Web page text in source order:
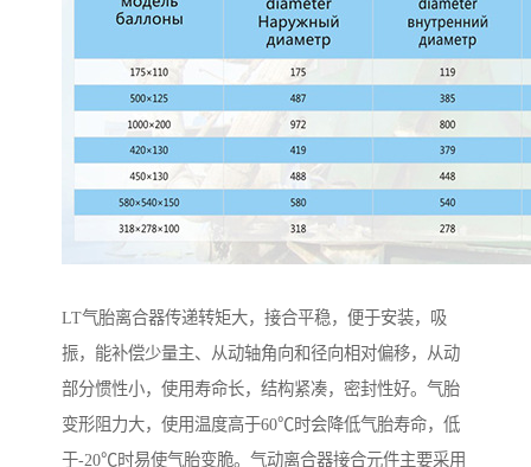
LT气胎离合器传递转矩大，接合平稳，便于安装，吸
振，能补偿少量主、从动轴角向和径向相对偏移，从动
部分惯性小，使用寿命长，结构紧凑，密封性好。气胎
变形阻力大，使用温度高于60℃时会降低气胎寿命，低
于-20℃时易使气胎变脆。气动离合器接合元件主要采用